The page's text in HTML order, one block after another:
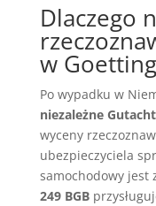
Dlaczego
w
Po wypadku w
niezależne
wyceny
ubezpieczyciela
samochodowy jest
249 BGB